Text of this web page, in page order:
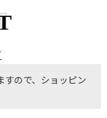
すので、ショッピン